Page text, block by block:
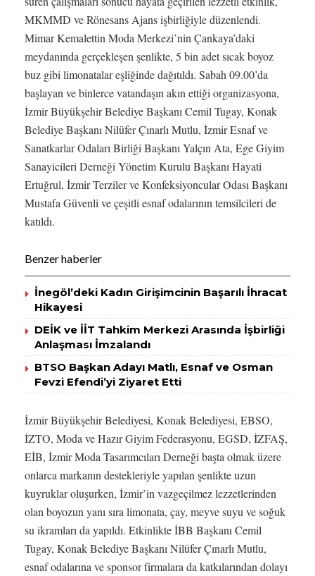
MKMMD ve Rönesans Ajans işbirliğiyle düzenlendi.
Mimar Kemalettin Moda Merkezi’nin Çankaya’daki
meydanında gerçekleşen şenlikte, 5 bin adet sıcak boyoz
buz gibi limonatalar eşliğinde dağıtıldı. Sabah 09.00’da
başlayan ve binlerce vatandaşın akın ettiği organizasyona,
İzmir Büyükşehir Belediye Başkanı Cemil Tugay, Konak
Belediye Başkanı Nilüfer Çınarlı Mutlu, İzmir Esnaf ve
Sanatkarlar Odaları Birliği Başkanı Yalçın Ata, Ege Giyim
Sanayicileri Derneği Yönetim Kurulu Başkanı Hayati
Ertuğrul, İzmir Terziler ve Konfeksiyoncular Odası Başkanı
Mustafa Güvenli ve çeşitli esnaf odalarının temsilcileri de
katıldı.
Benzer haberler
İnegöl’deki Kadın Girişimcinin Başarılı İhracat
Hikayesi
DEİK ve İİT Tahkim Merkezi Arasında İşbirliği
Anlaşması İmzalandı
BTSO Başkan Adayı Matlı, Esnaf ve Osman
Fevzi Efendi’yi Ziyaret Etti
İzmir Büyükşehir Belediyesi, Konak Belediyesi, EBSO,
İZTO, Moda ve Hazır Giyim Federasyonu, EGSD, İZFAŞ,
EİB, İzmir Moda Tasarımcıları Derneği başta olmak üzere
onlarca markanın destekleriyle yapılan şenlikte uzun
kuyruklar oluşurken, İzmir’in vazgeçilmez lezzetlerinden
olan boyozun yanı sıra limonata, çay, meyve suyu ve soğuk
su ikramları da yapıldı. Etkinlikte İBB Başkanı Cemil
Tugay, Konak Belediye Başkanı Nilüfer Çınarlı Mutlu,
esnaf odalarına ve sponsor firmalara da katkılarından dolayı